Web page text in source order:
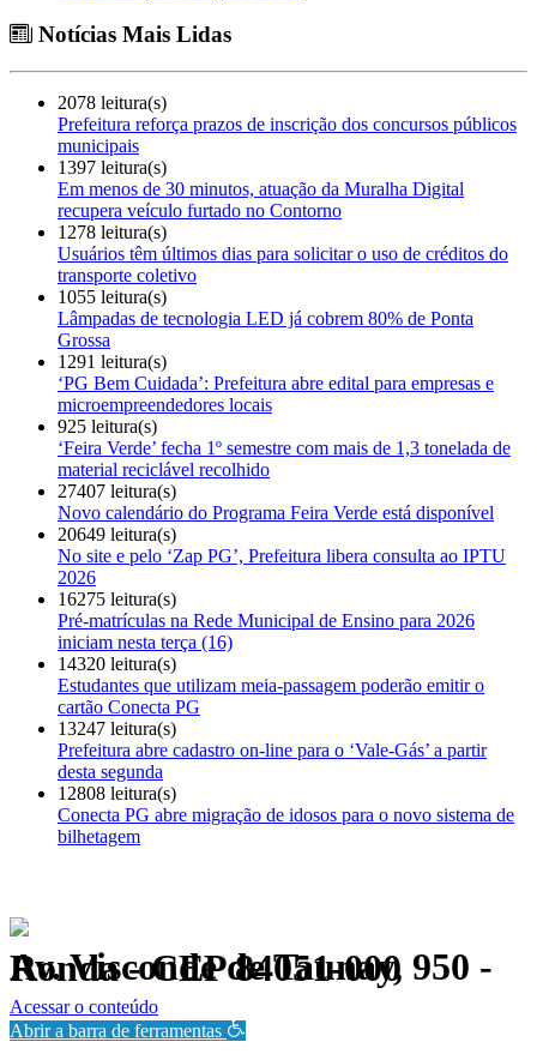
Notícias Mais Lidas
2078 leitura(s)
Prefeitura reforça prazos de inscrição dos concursos públicos
municipais
1397 leitura(s)
Em menos de 30 minutos, atuação da Muralha Digital
recupera veículo furtado no Contorno
1278 leitura(s)
Usuários têm últimos dias para solicitar o uso de créditos do
transporte coletivo
1055 leitura(s)
Lâmpadas de tecnologia LED já cobrem 80% de Ponta
Grossa
1291 leitura(s)
‘PG Bem Cuidada’: Prefeitura abre edital para empresas e
microempreendedores locais
925 leitura(s)
‘Feira Verde’ fecha 1º semestre com mais de 1,3 tonelada de
material reciclável recolhido
27407 leitura(s)
Novo calendário do Programa Feira Verde está disponível
20649 leitura(s)
No site e pelo ‘Zap PG’, Prefeitura libera consulta ao IPTU
2026
16275 leitura(s)
Pré-matrículas na Rede Municipal de Ensino para 2026
iniciam nesta terça (16)
14320 leitura(s)
Estudantes que utilizam meia-passagem poderão emitir o
cartão Conecta PG
13247 leitura(s)
Prefeitura abre cadastro on-line para o ‘Vale-Gás’ a partir
desta segunda
12808 leitura(s)
Conecta PG abre migração de idosos para o novo sistema de
bilhetagem
Av. Visconde de Taunay, 950 - Ronda - CEP 84051-000
Política de Privacidade.
Acessar o conteúdo
Abrir a barra de ferramentas